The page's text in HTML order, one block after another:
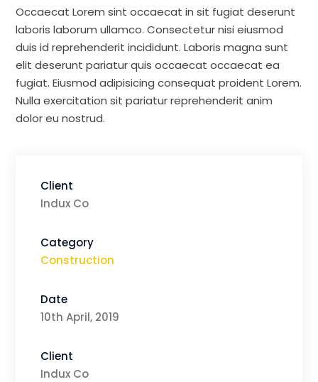
Occaecat Lorem sint occaecat in sit fugiat deserunt
laboris laborum ullamco. Consectetur nisi eiusmod
duis id reprehenderit incididunt. Laboris magna sunt
elit deserunt pariatur quis occaecat occaecat ea
fugiat. Eiusmod adipisicing consequat proident Lorem.
Nulla exercitation sit pariatur reprehenderit anim
dolor eu nostrud.
Client
Indux Co
Category
Construction
Date
10th April, 2019
Client
Indux Co